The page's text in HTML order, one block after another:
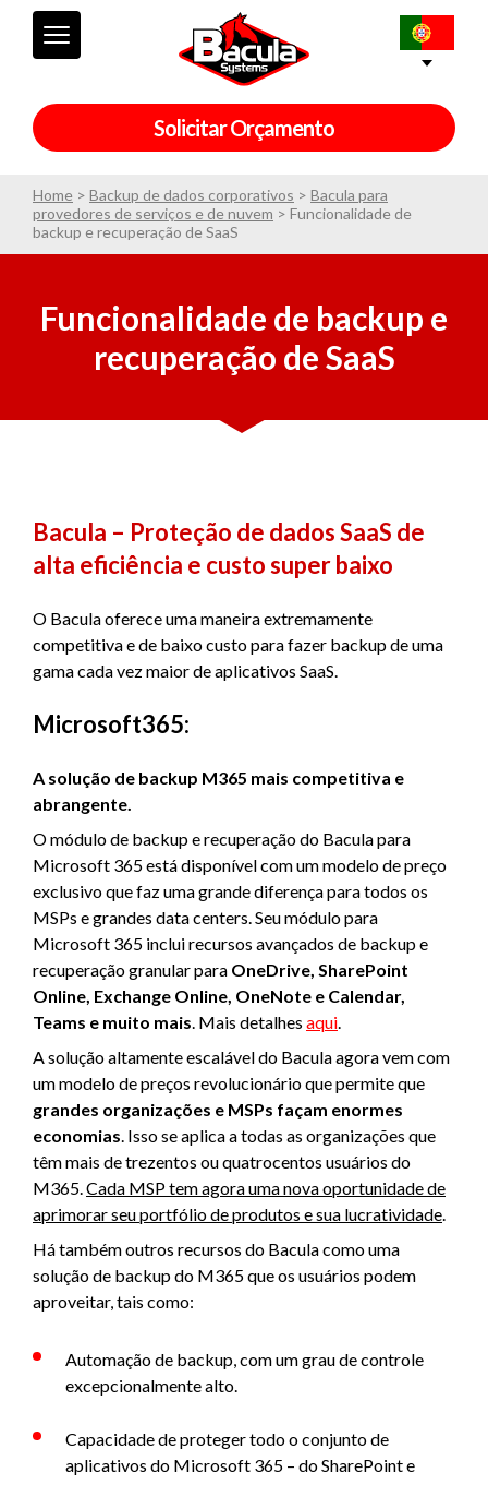
Solicitar Orçamento
Home > Backup de dados corporativos > Bacula para
provedores de serviços e de nuvem > Funcionalidade de
backup e recuperação de SaaS
Funcionalidade de backup e
recuperação de SaaS
Bacula – Proteção de dados SaaS de
alta eficiência e custo super baixo
O Bacula oferece uma maneira extremamente
competitiva e de baixo custo para fazer backup de uma
gama cada vez maior de aplicativos SaaS.
Microsoft365:
A solução de backup M365 mais competitiva e
abrangente.
O módulo de backup e recuperação do Bacula para
Microsoft 365 está disponível com um modelo de preço
exclusivo que faz uma grande diferença para todos os
MSPs e grandes data centers. Seu módulo para
Microsoft 365 inclui recursos avançados de backup e
recuperação granular para OneDrive, SharePoint
Online, Exchange Online, OneNote e Calendar,
Teams e muito mais. Mais detalhes aqui.
A solução altamente escalável do Bacula agora vem com
um modelo de preços revolucionário que permite que
grandes organizações e MSPs façam enormes
economias. Isso se aplica a todas as organizações que
têm mais de trezentos ou quatrocentos usuários do
M365.Cada MSP tem agora uma nova oportunidade de
aprimorar seu portfólio de produtos e sua lucratividade.
Há também outros recursos do Bacula como uma
solução de backup do M365 que os usuários podem
aproveitar, tais como:
Automação de backup, com um grau de controle
excepcionalmente alto.
Capacidade de proteger todo o conjunto de
aplicativos do Microsoft 365 – do SharePoint e